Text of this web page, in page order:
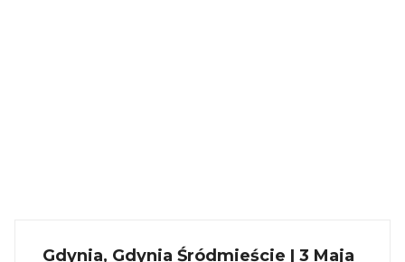
to:
Gdynia, Gdynia Śródmieście | 3 Maja